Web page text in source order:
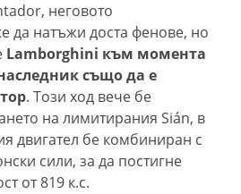
неговото
да натъжи доста фенове, но
Lamborghini към момента
също да е
. Този ход вече бе
на лимитирания Sián, в
двигател бе комбиниран с
сили, за да постигне
от 819 к.с.